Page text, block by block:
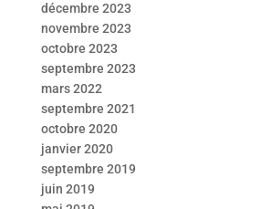
décembre 2023
novembre 2023
octobre 2023
septembre 2023
mars 2022
septembre 2021
octobre 2020
janvier 2020
septembre 2019
juin 2019